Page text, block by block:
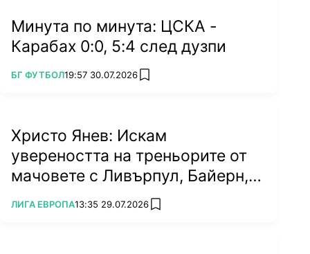
Минута по минута: ЦСКА -
Карабах 0:0, 5:4 след дузпи
ПОВЕЧЕ ОТ
БГ ФУТБОЛ19:57 30.07.2026 add favorites
Христо Янев: Искам
увереността на треньорите от
мачовете с Ливърпул, Байерн,
ПОВЕЧЕ ОТ
ЛИГА ЕВРОПА13:35 29.07.2026 add favorites